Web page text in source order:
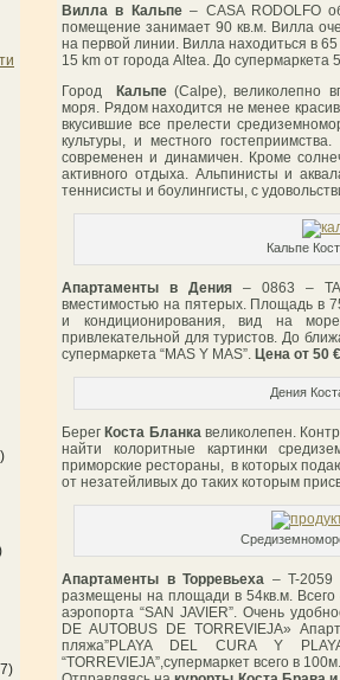
Вилла в Кальпе– CASA RODOLFO
помещение занимает 90 кв.м. Вилла
на первой линии. Вилла находиться в
15 km от города Altea. До супермаркета
ГородКальпе (Calpe), великолепно
моря. Рядом находится не менее
вкусившие все прелести
культуры, и местного
современен и динамичен. Кроме
активного отдыха. Альпинисты и
теннисисты и боулингисты, с
Кальпе
Апартаменты в Дения– 0863 –
вместимостью на пятерых. Площадь в
и кондиционирования, вид на
привлекательной для туристов. До
супермаркета “MAS Y MAS”. Цена от 50
Дения
БерегКоста Бланка великолепен.
найти колоритные картинки
приморские рестораны, в которых
от незатейливых до таких которым
Апартаменты в Торревьеха – T-2059
размещены на площади в 54кв.м. Всего
аэропорта “SAN JAVIER”. Очень
DE AUTOBUS DE TORREVIEJA»
пляжа”PLAYA DEL CURA Y
“TORREVIEJA”,супермаркет всего в